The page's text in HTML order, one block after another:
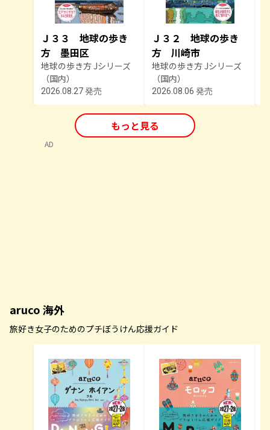
Ｊ３３ 地球の歩き
方 墨田区
地球の歩き方 Jシリーズ
（国内）
2026.08.27 発売
Ｊ３２ 地球の歩き
方 川崎市
地球の歩き方 Jシリーズ
（国内）
2026.08.06 発売
もっと見る
aruco 海外
旅好き女子のためのプチぼうけん応援ガイド
AD